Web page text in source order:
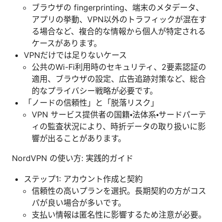
ブラウザの fingerprinting、端末のメタデータ、
アプリの挙動、VPN以外のトラフィックが混在す
る場合など、複合的な情報から個人が特定される
ケースがあります。
VPNだけでは足りないケース
公共のWi-Fi利用時のセキュリティ、2要素認証の
適用、ブラウザの設定、広告追跡対策など、総合
的なプライバシー戦略が必要です。
「ノードの信頼性」と「脱落リスク」
VPN サービス提供者の国籍・法体系・サードパーテ
ィの監査状況により、時折データの取り扱いに影
響が出ることがあります。
NordVPN の使い方: 実践的ガイド
ステップ1: アカウント作成と契約
信頼性の高いプランを選択。長期契約の方がコス
パが良い場合が多いです。
支払い情報は匿名性に影響するため注意が必要。